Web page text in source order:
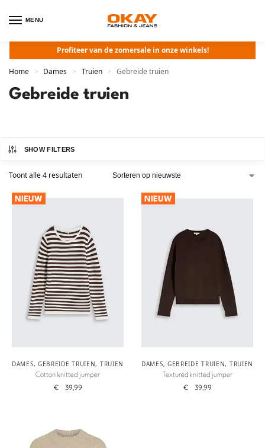
MENU
Profiteer van de zomersale in onze winkels!
Home > Dames > Truien > Gebreide truien
Gebreide truien
SHOW FILTERS
Toont alle 4 resultaten
NIEUW
DAMES, GEBREIDE TRUIEN, TRUIEN
Cotton knitted jumper
€ 39,99
NIEUW
DAMES, GEBREIDE TRUIEN, TRUIEN
Textured knitted jumper
€ 39,99